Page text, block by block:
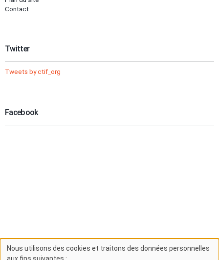
Contact
Twitter
Tweets by ctif_org
Facebook
Nous utilisons des cookies et traitons des données personnelles